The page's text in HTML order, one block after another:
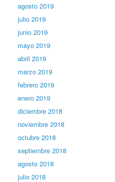
agosto 2019
julio 2019
junio 2019
mayo 2019
abril 2019
marzo 2019
febrero 2019
enero 2019
diciembre 2018
noviembre 2018
octubre 2018
septiembre 2018
agosto 2018
julio 2018